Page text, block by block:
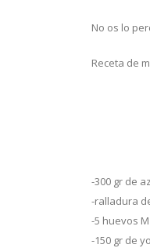
No os lo
Receta de
-300 gr de
-ralladura
-5 huevos M
-150 gr de